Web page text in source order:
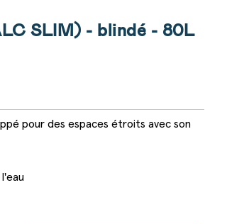
SLIM) - blindé - 80L
pour des espaces étroits avec son